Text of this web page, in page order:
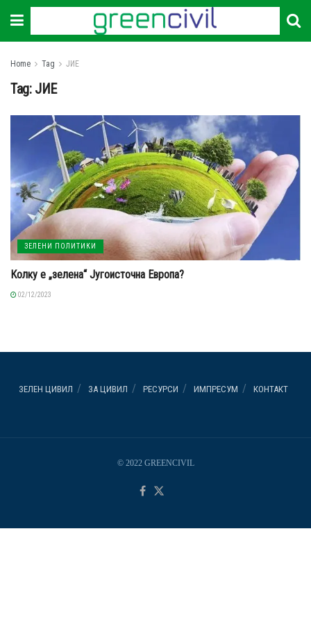
Home Tag ЈИЕ
Tag: ЈИЕ
ЗЕЛЕНИ ПОЛИТИКИ
Колку е „зелена“ Југоисточна Европа?
02/12/2023
ЗЕЛЕН ЦИВИЛ ЗА ЦИВИЛ РЕСУРСИ ИМПРЕСУМ КОНТАКТ
© 2022 GREENCIVIL